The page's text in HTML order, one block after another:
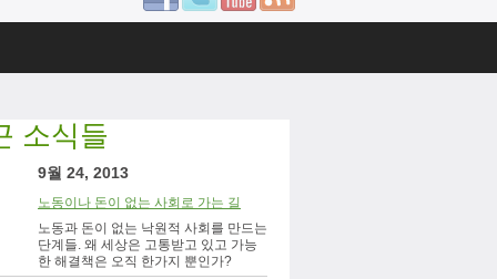
소식들
9월 24, 2013
노동이나 돈이 없는 사회로 가는 길
노동과 돈이 없는 낙원적 사회를 만드는
단계들. 왜 세상은 고통받고 있고 가능
한 해결책은 오직 한가지 뿐인가?